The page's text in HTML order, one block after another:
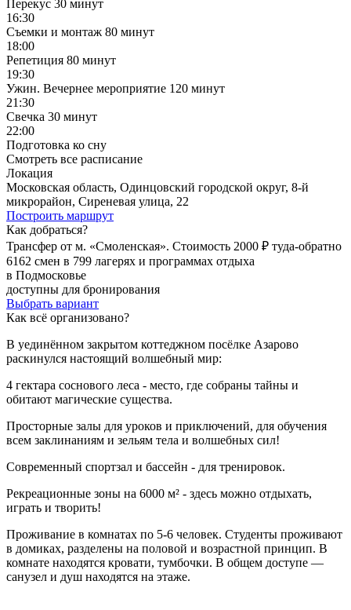
Перекус 30 минут
16:30
Съемки и монтаж 80 минут
18:00
Репетиция 80 минут
19:30
Ужин. Вечернее мероприятие 120 минут
21:30
Свечка 30 минут
22:00
Подготовка ко сну
Смотреть все расписание
Локация
Московская область, Одинцовский городской округ, 8-й
микрорайон, Сиреневая улица, 22
Построить маршрут
Как добраться?
Трансфер от м. «Смоленская». Стоимость 2000 ₽ туда-обратно
6162 смен в 799 лагерях и программах отдыха
в Подмосковье
доступны для бронирования
Выбрать вариант
Как всё организовано?
В уединённом закрытом коттеджном посёлке Азарово
раскинулся настоящий волшебный мир:
4 гектара соснового леса - место, где собраны тайны и
обитают магические существа.
Просторные залы для уроков и приключений, для обучения
всем заклинаниям и зельям тела и волшебных сил!
Современный спортзал и бассейн - для тренировок.
Рекреационные зоны на 6000 м² - здесь можно отдыхать,
играть и творить!
Проживание в комнатах по 5-6 человек. Студенты проживают
в домиках, разделены на половой и возрастной принцип. В
комнате находятся кровати, тумбочки. В общем доступе —
санузел и душ находятся на этаже.